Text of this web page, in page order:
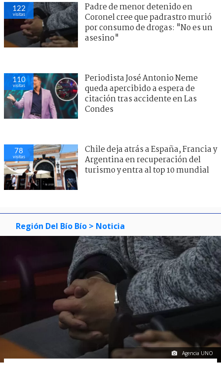
122
visitas
Padre de menor detenido en
Coronel cree que padrastro murió
por consumo de drogas: "No es un
asesino"
110
visitas
Periodista José Antonio Neme
queda apercibido a espera de
citación tras accidente en Las
Condes
78
visitas
Chile deja atrás a España, Francia y
Argentina en recuperación del
turismo y entra al top 10 mundial
Región Del Bío Bío > Noticia
Agencia UNO